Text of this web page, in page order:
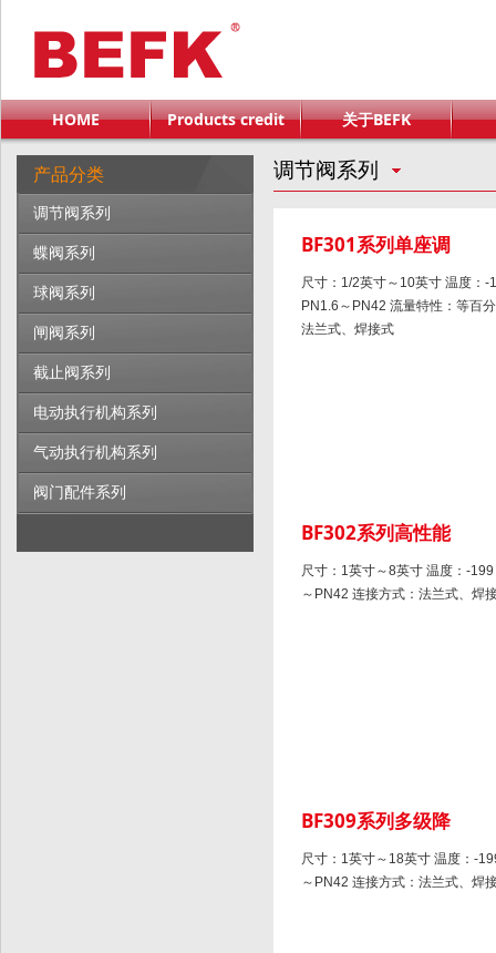
HOME Products credit 关于BEFK
产品分类
调节阀系列
蝶阀系列
球阀系列
闸阀系列
截止阀系列
电动执行机构系列
气动执行机构系列
阀门配件系列
调节阀系列
BF301系列单座调
尺寸：1/2英寸～10英寸 温度：
PN1.6～PN42 流量特性：等百
法兰式、焊接式
BF302系列高性能
尺寸：1英寸～8英寸 温度：-
～PN42 连接方式：法兰式、焊
BF309系列多级降
尺寸：1英寸～18英寸 温度：-
～PN42 连接方式：法兰式、焊